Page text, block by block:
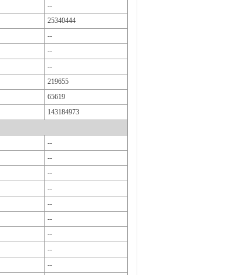
--
25340444
--
--
--
219655
65619
143184973
--
--
--
--
--
--
--
--
--